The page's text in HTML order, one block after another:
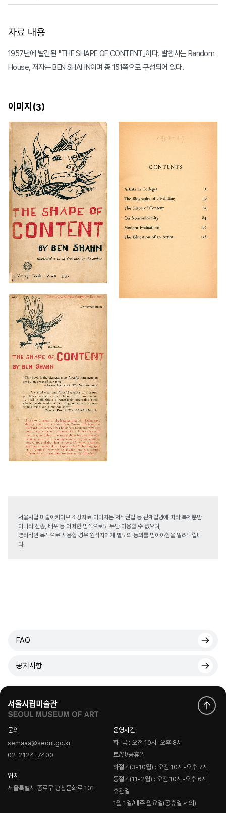
자료 내용
1957년에 발간된 『THE SHAPE OF CONTENT』이다. 발행사는 Random
House, 저자는 BEN SHAHN이며 총 151쪽으로 구성되어 있다.
이미지(3)
서울시립 미술아카이브 소장자료 이미지는 저작권법 등 관계법령에 따라 복제뿐만
아니라 전송, 배포 등 어떠한 방식으로도 무단 이용할 수 없으며,
영리적인 목적으로 사용할 경우 원작자에게 별도의 동의를 받아야함을 알려드립니
다.
FAQ
공지사항
문의
semaaa@seoul.go.kr
02-2124-7400
위치
서울특별시 종로구 평창문화로 101
운영시간
화-금 : 오전 10시-오후 8시
토/일/공휴일
하절기(3-10월) : 오전 10시-오후 7시
동절기(11-2월) : 오전 10시-오후 6시
휴관일
1월 1일/매주 월요일(공휴일 제외)